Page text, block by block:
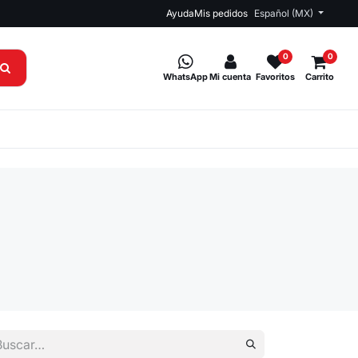
AyudaMis pedidos Español (MX)
WhatsAppMi cuenta Favoritos
0
Carrito
0